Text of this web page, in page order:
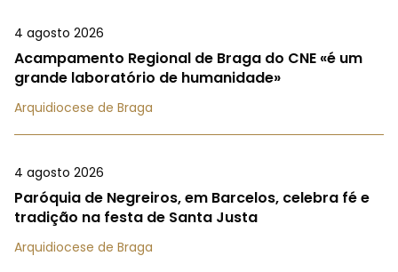
4 agosto 2026
Acampamento Regional de Braga do CNE «é um
grande laboratório de humanidade»
Arquidiocese de Braga
4 agosto 2026
Paróquia de Negreiros, em Barcelos, celebra fé e
tradição na festa de Santa Justa
Arquidiocese de Braga